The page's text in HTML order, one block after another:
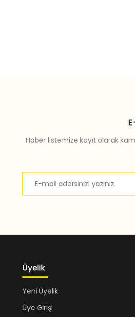
Haber listemize kayıt olarak
Üyelik
Yeni Üyelik
Üye Girişi